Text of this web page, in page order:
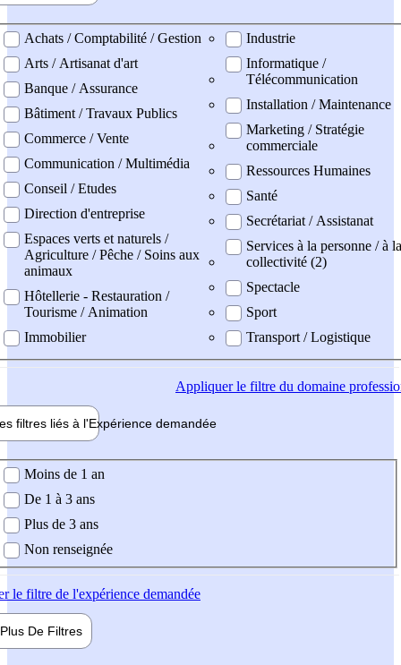
professionel
Achats / Comptabilité / Gestion
Arts / Artisanat d'art
Banque / Assurance
Bâtiment / Travaux Publics
Commerce / Vente
Communication / Multimédia
Conseil / Etudes
Direction d'entreprise
Espaces verts et naturels /
Agriculture / Pêche / Soins aux
animaux
Hôtellerie - Restauration /
Tourisme / Animation
Immobilier
Industrie
Informatique /
Télécommunication
Installation / Maintenance
Marketing / Stratégie
commerciale
Ressources Humaines
Santé
Secrétariat / Assistanat
Services à la personne / à la
collectivité (2)
Spectacle
Sport
Transport / Logistique
Appliquerle filtre du domaine
filtres liés à l'Expérience demandée
demandée
Moins de 1 an
De 1 à 3 ans
Plus de 3 ans
Non renseignée
le filtre de l'expérience demandée
Plus De Filtres